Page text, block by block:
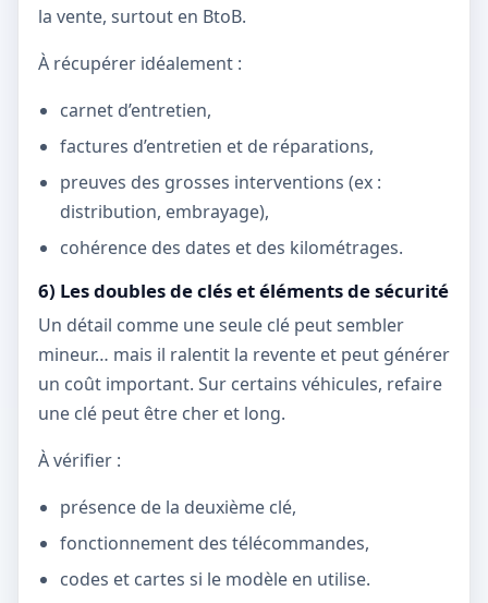
la vente, surtout en BtoB.
À récupérer idéalement :
carnet d’entretien,
factures d’entretien et de réparations,
preuves des grosses interventions (ex :
distribution, embrayage),
cohérence des dates et des kilométrages.
6) Les doubles de clés et éléments de sécurité
Un détail comme une seule clé peut sembler
mineur… mais il ralentit la revente et peut générer
un coût important. Sur certains véhicules, refaire
une clé peut être cher et long.
À vérifier :
présence de la deuxième clé,
fonctionnement des télécommandes,
codes et cartes si le modèle en utilise.